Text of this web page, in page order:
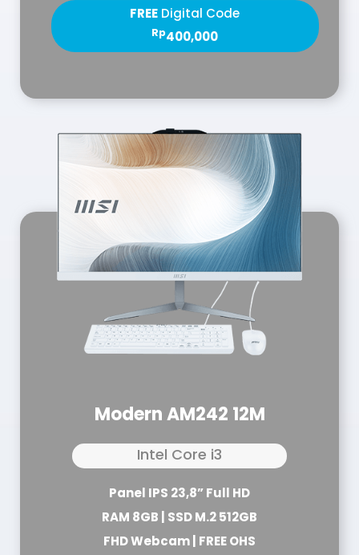
FREE Digital Code
Rp400,000
Modern AM242 12M
Intel Core i3
Panel IPS 23,8” Full HD
RAM 8GB | SSD M.2 512GB
FHD Webcam | FREE OHS